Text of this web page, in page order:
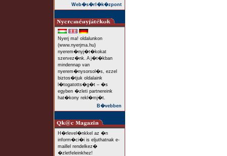
Web�s�rl�k�zpont
Nyerj ma! oldalunkon
(www.nyerjma.hu)
nyerem�nyj�t�kokat
szervez�nk. A j�t�kban
mindennap van
nyerem�nysorsol�s, ezzel
biztos�tjuk oldalaink
l�togatotts�g�t – �s
egyben �zleti partnereink
hat�kony rekl�mj�t.
B�vebben
H�rlevel�nkkel az �n
inform�ci�i is eljuthatnak e-
maillel rendelkez�
�zletfeleinkhez!